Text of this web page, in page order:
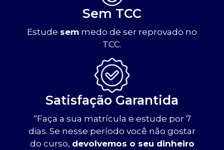
Sem TCC
Estude sem medo de ser reprovado no
TCC.
Satisfação Garantida
“Faça a sua matrícula e estude por 7
dias. Se nesse período você não gostar
do curso, devolvemos o seu dinheiro